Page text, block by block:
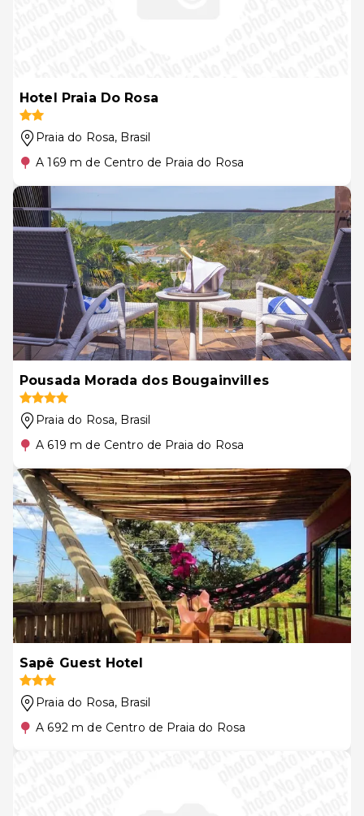
Hotel Praia Do Rosa
Praia do Rosa, Brasil
A 169 m de Centro de Praia do Rosa
Pousada Morada dos Bougainvilles
Praia do Rosa, Brasil
A 619 m de Centro de Praia do Rosa
Sapê Guest Hotel
Praia do Rosa, Brasil
A 692 m de Centro de Praia do Rosa